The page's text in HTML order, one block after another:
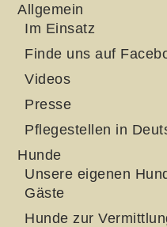
Allgemein
Im Einsatz
Finde uns auf
Videos
Presse
Pflegestellen in
Hunde
Unsere eigenen
Gäste
Hunde zur